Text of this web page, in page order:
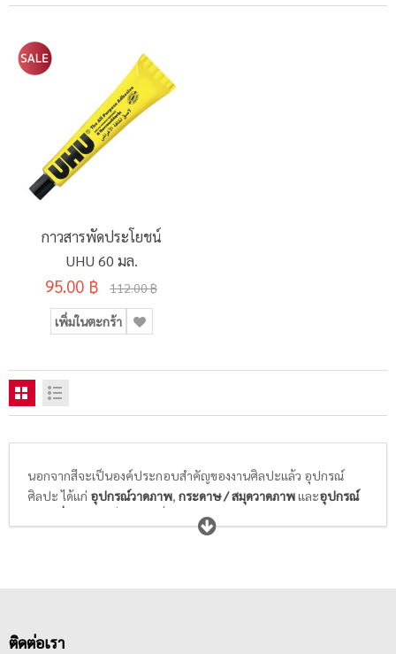
กาวสารพัดประโยชน์
UHU 60 มล.
95.00 ฿ 112.00 ฿
เพิ่มในตะกร้า
นอกจากสีจะเป็นองค์ประกอบสำคัญของงานศิลปะแล้ว อุปกรณ์
ศิลปะ ได้แก่ อุปกรณ์วาดภาพ, กระดาษ / สมุดวาดภาพและอุปกรณ์
ก็เป็นสิ่งจำเป็นที่นักเรียนนักศึกษาวิชาศิลปะ และศิลปิน
ทุกท่านให้ความสำคัญในการเลือกซื้อ พู่กันที่ดีจะต้องอ่อนนุ่ม ไม่แข็ง
ศิลปินต้องการ
ติดต่อเรา